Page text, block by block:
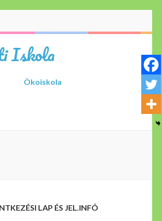
Iskola
Ökoiskola
LAP ÉS JEL.INFÓ